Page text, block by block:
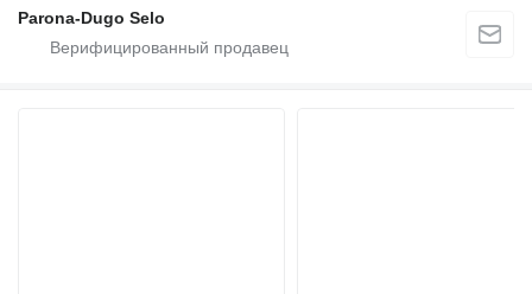
Parona-Dugo Selo